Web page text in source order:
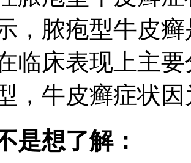
，脓疱型牛皮
临床表现上主
，牛皮癣症状
是想了解：